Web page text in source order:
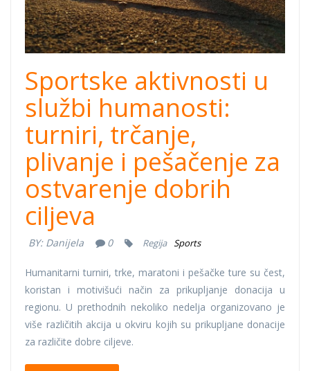
Sportske aktivnosti u
službi humanosti:
turniri, trčanje,
plivanje i pešačenje za
ostvarenje dobrih
ciljeva
BY: Danijela 0 Regija Sports
Humanitarni turniri, trke, maratoni i pešačke ture su čest,
koristan i motivišući način za prikupljanje donacija u
regionu. U prethodnih nekoliko nedelja organizovano je
više različitih akcija u okviru kojih su prikupljane donacije
za različite dobre ciljeve.